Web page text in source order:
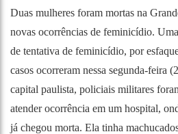
Duas mulheres foram mortas na
novas ocorrências de feminicídio.
de tentativa de feminicídio, por
casos ocorreram nessa segunda-feira
capital paulista, policiais militares
atender ocorrência em um hospital,
já chegou morta. Ela tinha